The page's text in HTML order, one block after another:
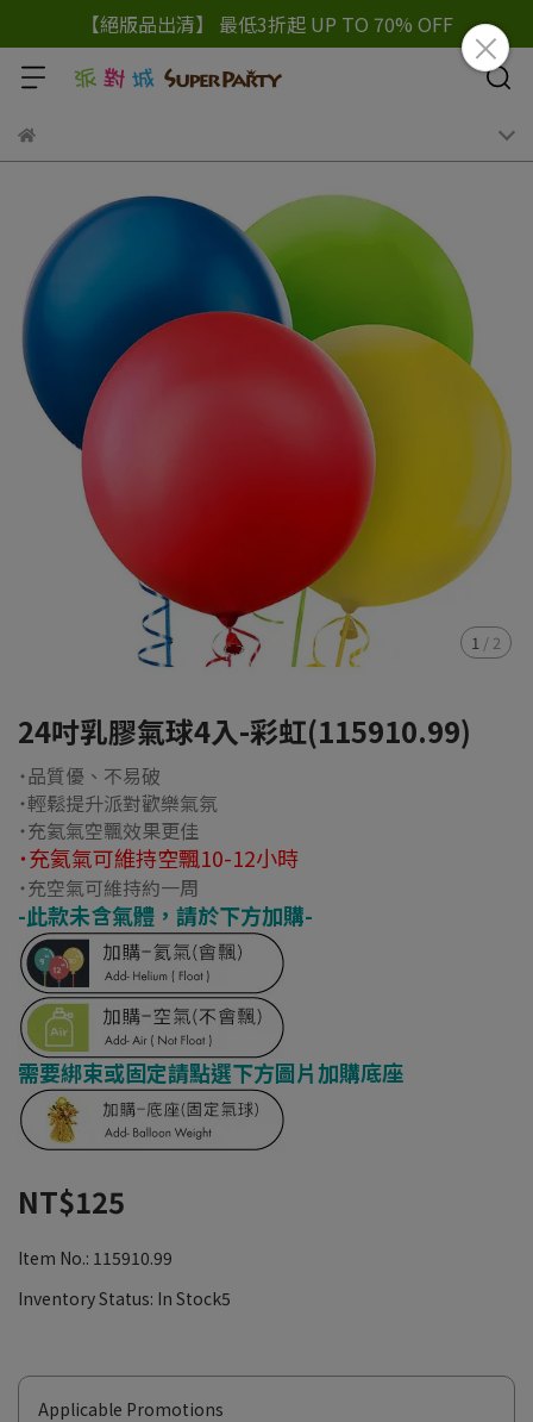
【絕版品出清】 最低3折起 UP TO 70% OFF
1 / 2
24吋乳膠氣球4入-彩虹(115910.99)
˙品質優、不易破
˙輕鬆提升派對歡樂氣氛
˙充氦氣空飄效果更佳
˙充氦氣可維持空飄10-12小時
˙充空氣可維持約一周
-此款未含氣體，請於下方加購-
需要綁束或固定請點選下方圖片加購底座
NT$125
Item No.: 115910.99
Inventory Status: In Stock5
Applicable Promotions